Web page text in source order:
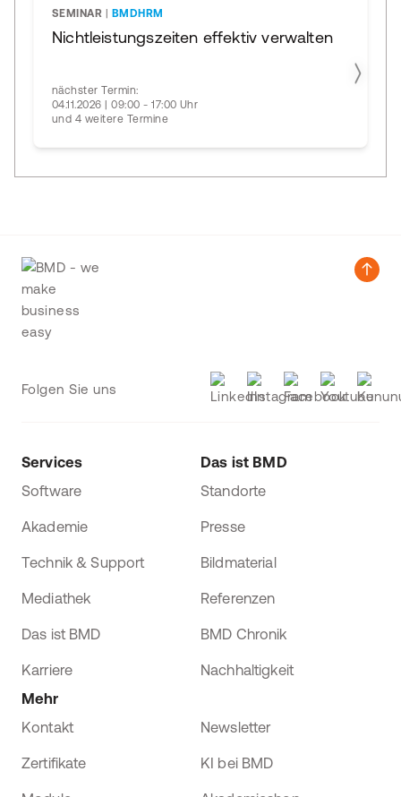
SEMINAR BMDHRM
Nichtleistungszeiten effektiv verwalten
nächster Termin:
04.11.2026 | 09:00 - 17:00 Uhr
und 4 weitere Termine
Folgen Sie uns
Services
Software
Akademie
Technik & Support
Mediathek
Das ist BMD
Karriere
Das ist BMD
Standorte
Presse
Bildmaterial
Referenzen
BMD Chronik
Nachhaltigkeit
Mehr
Kontakt
Newsletter
Zertifikate KI bei BMD